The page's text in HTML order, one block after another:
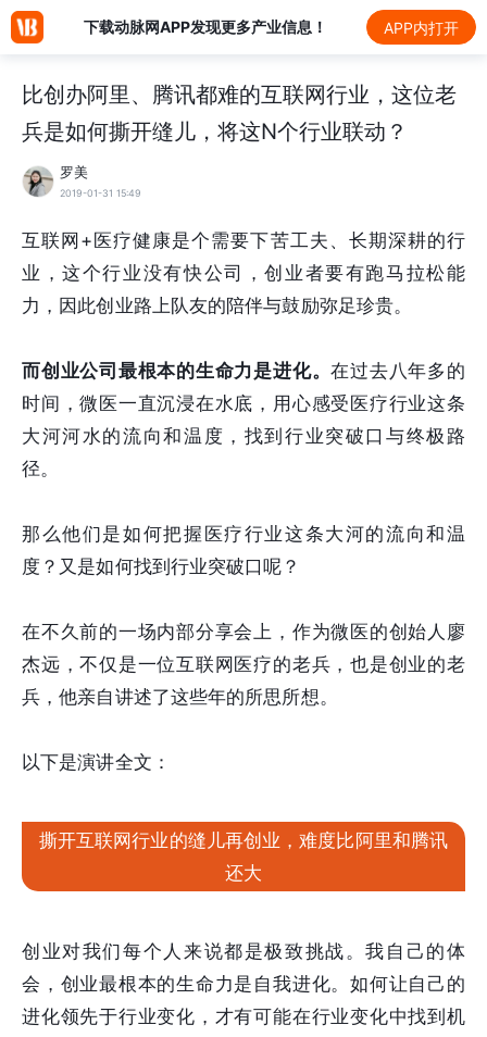
下载动脉网APP发现更多产业信息！ APP内打开
比创办阿里、腾讯都难的互联网行业，这位老
兵是如何撕开缝儿，将这N个行业联动？
罗美
2019-01-31 15:49
互联网+医疗健康是个需要下苦工夫、长期深耕的行
业，这个行业没有快公司，创业者要有跑马拉松能
力，因此创业路上队友的陪伴与鼓励弥足珍贵。
而创业公司最根本的生命力是进化。在过去八年多的
时间，微医一直沉浸在水底，用心感受医疗行业这条
大河河水的流向和温度，找到行业突破口与终极路
径。
那么他们是如何把握医疗行业这条大河的流向和温
度？又是如何找到行业突破口呢？
在不久前的一场内部分享会上，作为微医的创始人廖
杰远，不仅是一位互联网医疗的老兵，也是创业的老
兵，他亲自讲述了这些年的所思所想。
以下是演讲全文：
撕开互联网行业的缝儿再创业，难度比阿里和腾讯
还大
创业对我们每个人来说都是极致挑战。我自己的体
会，创业最根本的生命力是自我进化。如何让自己的
进化领先于行业变化，才有可能在行业变化中找到机